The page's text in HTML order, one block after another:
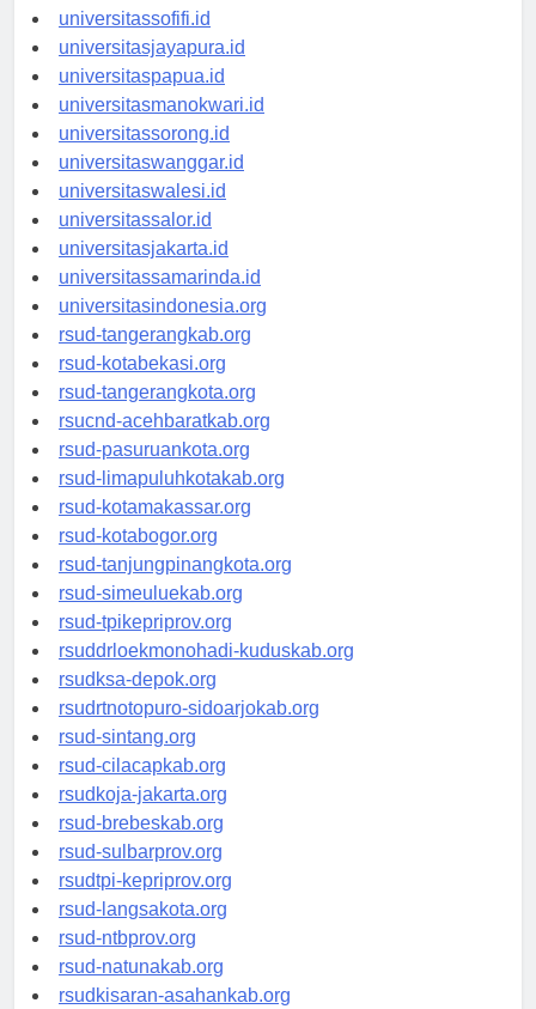
universitasmaluku.id
universitassofifi.id
universitasjayapura.id
universitaspapua.id
universitasmanokwari.id
universitassorong.id
universitaswanggar.id
universitaswalesi.id
universitassalor.id
universitasjakarta.id
universitassamarinda.id
universitasindonesia.org
rsud-tangerangkab.org
rsud-kotabekasi.org
rsud-tangerangkota.org
rsucnd-acehbaratkab.org
rsud-pasuruankota.org
rsud-limapuluhkotakab.org
rsud-kotamakassar.org
rsud-kotabogor.org
rsud-tanjungpinangkota.org
rsud-simeuluekab.org
rsud-tpikepriprov.org
rsuddrloekmonohadi-kuduskab.org
rsudksa-depok.org
rsudrtnotopuro-sidoarjokab.org
rsud-sintang.org
rsud-cilacapkab.org
rsudkoja-jakarta.org
rsud-brebeskab.org
rsud-sulbarprov.org
rsudtpi-kepriprov.org
rsud-langsakota.org
rsud-ntbprov.org
rsud-natunakab.org